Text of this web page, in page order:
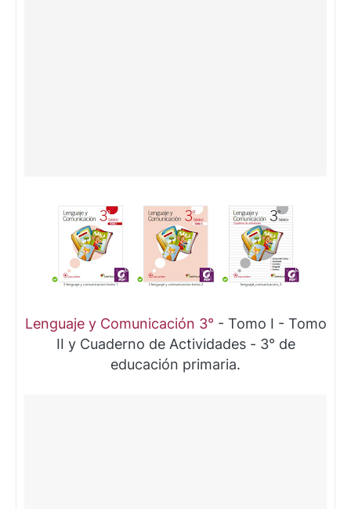
Lenguaje y Comunicación 3° - Tomo I - Tomo
II y Cuaderno de Actividades - 3° de
educación primaria.